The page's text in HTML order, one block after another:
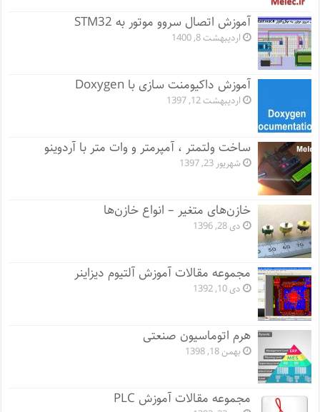
آموزش اتصال سروو موتور به STM32
اردیبهشت 8, 1400
آموزش داکیومنت سازی با Doxygen
اردیبهشت 12, 1397
ساخت ولتمتر ، آمپرمتر و وات متر با آردوینو
شهریور 23, 1397
خازن‌های متغیر – انواع خازن‌ها
دی 28, 1396
مجموعه مقالات آموزش آلتیوم دیزاینر
دی 10, 1392
هرم اتوماسیون صنعتی
بهمن 18, 1398
مجموعه مقالات آموزش PLC